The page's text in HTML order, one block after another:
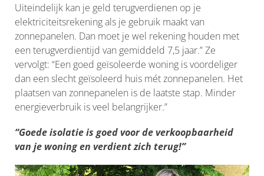
Uiteindelijk kan je geld terugverdienen op je
elektriciteitsrekening als je gebruik maakt van
zonnepanelen. Dan moet je wel rekening houden met
een terugverdientijd van gemiddeld 7,5 jaar.” Ze
vervolgt: “Een goed geïsoleerde woning is voordeliger
dan een slecht geïsoleerd huis mét zonnepanelen. Het
plaatsen van zonnepanelen is de laatste stap. Minder
energieverbruik is veel belangrijker.”
“Goede isolatie is goed voor de verkoopbaarheid
van je woning en verdient zich terug!”